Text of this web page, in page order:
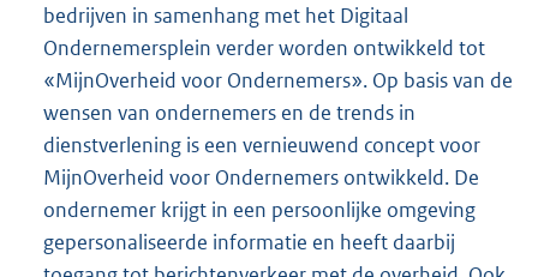
bedrijven in samenhang met het Digitaal
Ondernemersplein verder worden ontwikkeld tot
«MijnOverheid voor Ondernemers». Op basis van de
wensen van ondernemers en de trends in
dienstverlening is een vernieuwend concept voor
MijnOverheid voor Ondernemers ontwikkeld. De
ondernemer krijgt in een persoonlijke omgeving
gepersonaliseerde informatie en heeft daarbij